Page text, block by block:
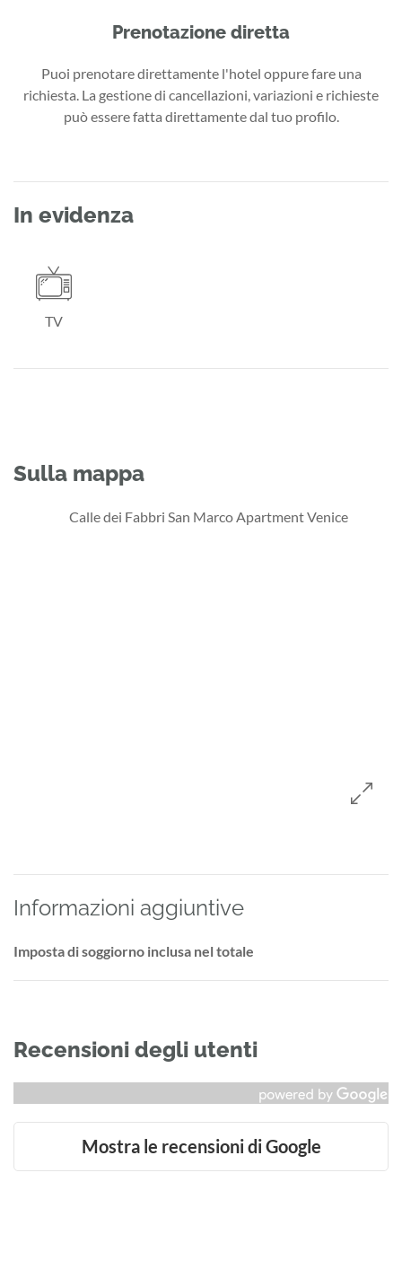
Prenotazione diretta
Puoi prenotare direttamente l'hotel oppure fare una
richiesta. La gestione di cancellazioni, variazioni e richieste
può essere fatta direttamente dal tuo profilo.
In evidenza
TV
Sulla mappa
Informazioni aggiuntive
Imposta di soggiorno inclusa nel totale
Recensioni degli utenti
Mostra le recensioni di Google